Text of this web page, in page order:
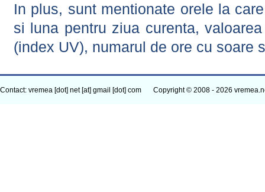
In plus, sunt mentionate orele la
si luna pentru ziua curenta,
(index UV), numarul de ore cu soare
Contact: vremea [dot] net [at] gmail [dot] com Copyright © 2008 - 2026